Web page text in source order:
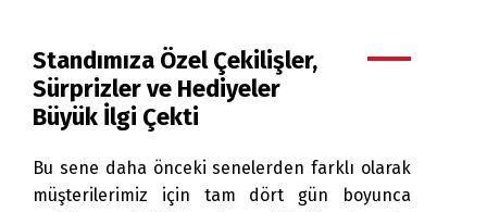
Standımıza Özel Çekilişler,
Sürprizler ve Hediyeler
Büyük İlgi Çekti
Bu sene daha önceki senelerden farklı olarak
müşterilerimiz için tam dört gün boyunca